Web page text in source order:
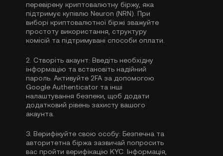
перевірену криптовалютну біржу, яка
підтримує купівлю Neuron (NRN). При
виборі криптовалютної біржі зважуйте
простоту використання, структуру
комісій та підтримувані способи оплати.
2. Створіть акаунт: Введіть необхідну
інформацію та встановіть надійний
пароль. Активуйте 2FA за допомогою
Google Authenticator та інші
налаштування безпеки, щоб додати
додатковий рівень захисту вашого
акаунта.
3. Верифікуйте свою особу: Безпечна та
авторитетна біржа зазвичай попросить
вас пройти верифікацію KYC . Інформація,